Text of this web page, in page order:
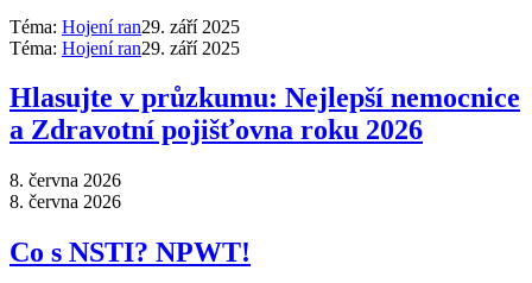
Téma: Hojení ran29. září 2025
Téma: Hojení ran29. září 2025
Hlasujte v průzkumu: Nejlepší nemocnice
a Zdravotní pojišťovna roku 2026
8. června 2026
8. června 2026
Co s NSTI? NPWT!